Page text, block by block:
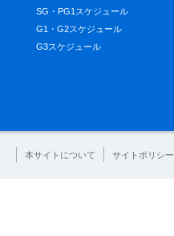
SG・PG1スケジュール
G1・G2スケジュール
G3スケジュール
本サイトについて サイトポリシー